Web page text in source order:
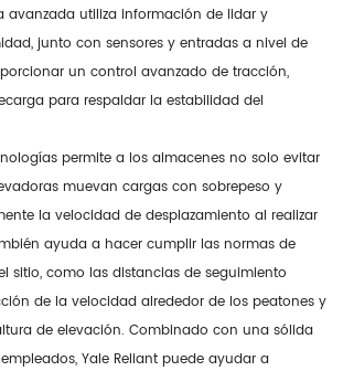
avanzada utiliza información de lidar y
junto con sensores y entradas a nivel de
un control avanzado de tracción,
para respaldar la estabilidad del
permite a los almacenes no solo evitar
muevan cargas con sobrepeso y
la velocidad de desplazamiento al realizar
ayuda a hacer cumplir las normas de
sitio, como las distancias de seguimiento
de la velocidad alrededor de los peatones y
de elevación. Combinado con una sólida
Yale Reliant puede ayudar a